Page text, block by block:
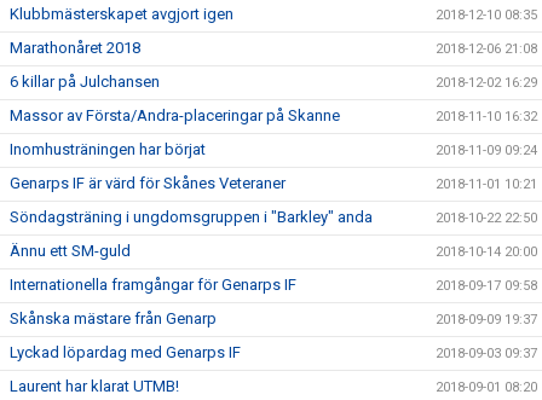
Klubbmästerskapet avgjort igen 2018-12-10 08:35
Marathonåret 2018 2018-12-06 21:08
6 killar på Julchansen 2018-12-02 16:29
Massor av Första/Andra-placeringar på Skanne 2018-11-10 16:32
Inomhusträningen har börjat 2018-11-09 09:24
Genarps IF är värd för Skånes Veteraner 2018-11-01 10:21
Söndagsträning i ungdomsgruppen i "Barkley" anda 2018-10-22 22:50
Ännu ett SM-guld 2018-10-14 20:00
Internationella framgångar för Genarps IF 2018-09-17 09:58
Skånska mästare från Genarp 2018-09-09 19:37
Lyckad löpardag med Genarps IF 2018-09-03 09:37
Laurent har klarat UTMB! 2018-09-01 08:20